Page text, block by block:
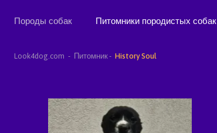
Породы собак Питомники породистых собак
Look4dog.com Питомник History Soul